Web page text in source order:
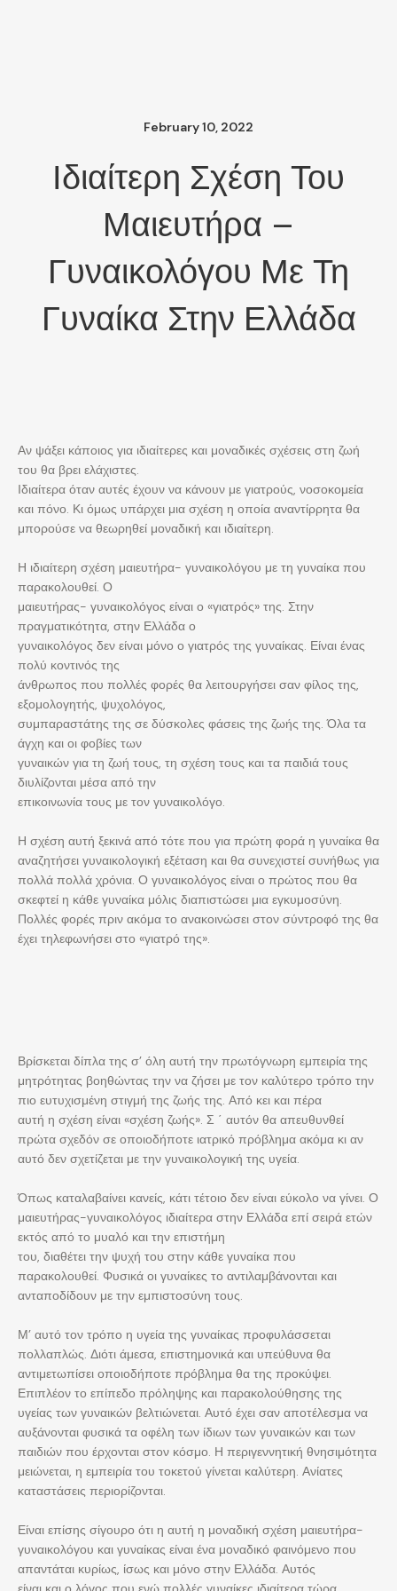
February 10, 2022
Ιδιαίτερη Σχέση Του
Μαιευτήρα –
Γυναικολόγου Με Τη
Γυναίκα Στην Ελλάδα
Αν ψάξει κάποιος για ιδιαίτερες και μοναδικές σχέσεις στη ζωή
του θα βρει ελάχιστες.
Ιδιαίτερα όταν αυτές έχουν να κάνουν με γιατρούς, νοσοκομεία
και πόνο. Κι όμως υπάρχει μια σχέση η οποία αναντίρρητα θα
μπορούσε να θεωρηθεί μοναδική και ιδιαίτερη.
Η ιδιαίτερη σχέση μαιευτήρα- γυναικολόγου με τη γυναίκα που
παρακολουθεί. Ο
μαιευτήρας- γυναικολόγος είναι ο «γιατρός» της. Στην
πραγματικότητα, στην Ελλάδα ο
γυναικολόγος δεν είναι μόνο ο γιατρός της γυναίκας. Είναι ένας
πολύ κοντινός της
άνθρωπος που πολλές φορές θα λειτουργήσει σαν φίλος της,
εξομολογητής, ψυχολόγος,
συμπαραστάτης της σε δύσκολες φάσεις της ζωής της. Όλα τα
άγχη και οι φοβίες των
γυναικών για τη ζωή τους, τη σχέση τους και τα παιδιά τους
διυλίζονται μέσα από την
επικοινωνία τους με τον γυναικολόγο.
Η σχέση αυτή ξεκινά από τότε που για πρώτη φορά η γυναίκα θα
αναζητήσει γυναικολογική εξέταση και θα συνεχιστεί συνήθως για
πολλά πολλά χρόνια. Ο γυναικολόγος είναι ο πρώτος που θα
σκεφτεί η κάθε γυναίκα μόλις διαπιστώσει μια εγκυμοσύνη.
Πολλές φορές πριν ακόμα το ανακοινώσει στον σύντροφό της θα
έχει τηλεφωνήσει στο «γιατρό της».
Βρίσκεται δίπλα της σ’ όλη αυτή την πρωτόγνωρη εμπειρία της
μητρότητας βοηθώντας την να ζήσει με τον καλύτερο τρόπο την
πιο ευτυχισμένη στιγμή της ζωής της. Από κει και πέρα
αυτή η σχέση είναι «σχέση ζωής». Σ ΄ αυτόν θα απευθυνθεί
πρώτα σχεδόν σε οποιοδήποτε ιατρικό πρόβλημα ακόμα κι αν
αυτό δεν σχετίζεται με την γυναικολογική της υγεία.
Όπως καταλαβαίνει κανείς, κάτι τέτοιο δεν είναι εύκολο να γίνει. Ο
μαιευτήρας-γυναικολόγος ιδιαίτερα στην Ελλάδα επί σειρά ετών
εκτός από το μυαλό και την επιστήμη
του, διαθέτει την ψυχή του στην κάθε γυναίκα που
παρακολουθεί. Φυσικά οι γυναίκες το αντιλαμβάνονται και
ανταποδίδουν με την εμπιστοσύνη τους.
Μ’ αυτό τον τρόπο η υγεία της γυναίκας προφυλάσσεται
πολλαπλώς. Διότι άμεσα, επιστημονικά και υπεύθυνα θα
αντιμετωπίσει οποιοδήποτε πρόβλημα θα της προκύψει.
Επιπλέον το επίπεδο πρόληψης και παρακολούθησης της
υγείας των γυναικών βελτιώνεται. Αυτό έχει σαν αποτέλεσμα να
αυξάνονται φυσικά τα οφέλη των ίδιων των γυναικών και των
παιδιών που έρχονται στον κόσμο. Η περιγεννητική θνησιμότητα
μειώνεται, η εμπειρία του τοκετού γίνεται καλύτερη. Ανίατες
καταστάσεις περιορίζονται.
Είναι επίσης σίγουρο ότι η αυτή η μοναδική σχέση μαιευτήρα-
γυναικολόγου και γυναίκας είναι ένα μοναδικό φαινόμενο που
απαντάται κυρίως, ίσως και μόνο στην Ελλάδα. Αυτός